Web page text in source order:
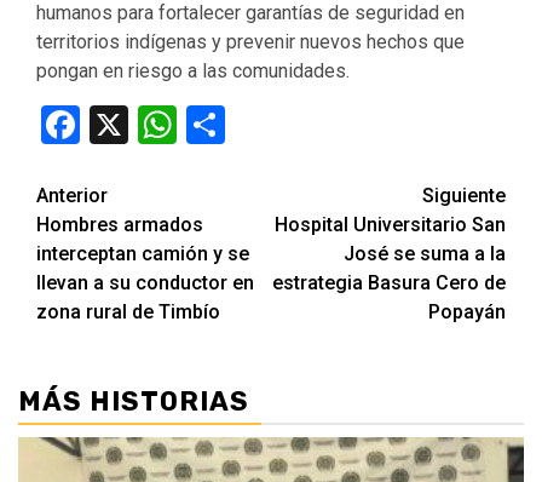
humanos para fortalecer garantías de seguridad en
territorios indígenas y prevenir nuevos hechos que
pongan en riesgo a las comunidades.
Facebook
X WhatsApp
Seguir
leyendo
Anterior
Hombres armados
interceptan camión y se
llevan a su conductor en
zona rural de Timbío
Siguiente
Hospital Universitario San
José se suma a la
estrategia Basura Cero de
Popayán
MÁS HISTORIAS